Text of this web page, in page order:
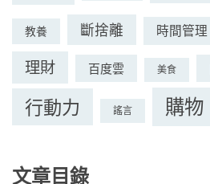
教養 斷捨離 時間管理
理財 百度雲 美食
行動力 謠言 購物
文章目錄